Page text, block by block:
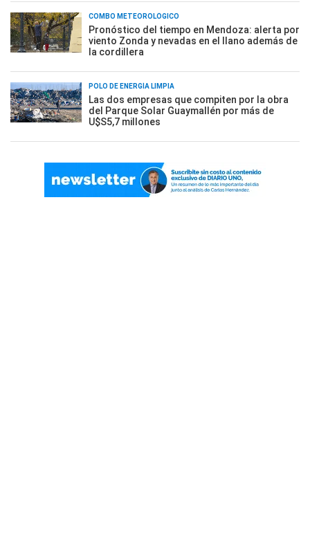
COMBO METEOROLÓGICO
Pronóstico del tiempo en Mendoza: alerta por
viento Zonda y nevadas en el llano además de
la cordillera
POLO DE ENERGÍA LIMPIA
Las dos empresas que compiten por la obra
del Parque Solar Guaymallén por más de
U$S5,7 millones